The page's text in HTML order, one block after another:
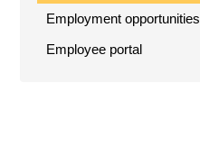
Employment opportunities
Employee portal